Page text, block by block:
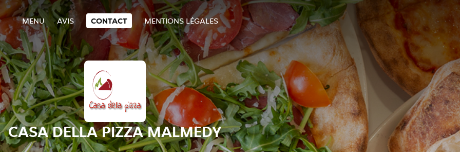
MENU AVIS CONTACT MENTIONS LÉGALES
CASA DELLA PIZZA MALMEDY